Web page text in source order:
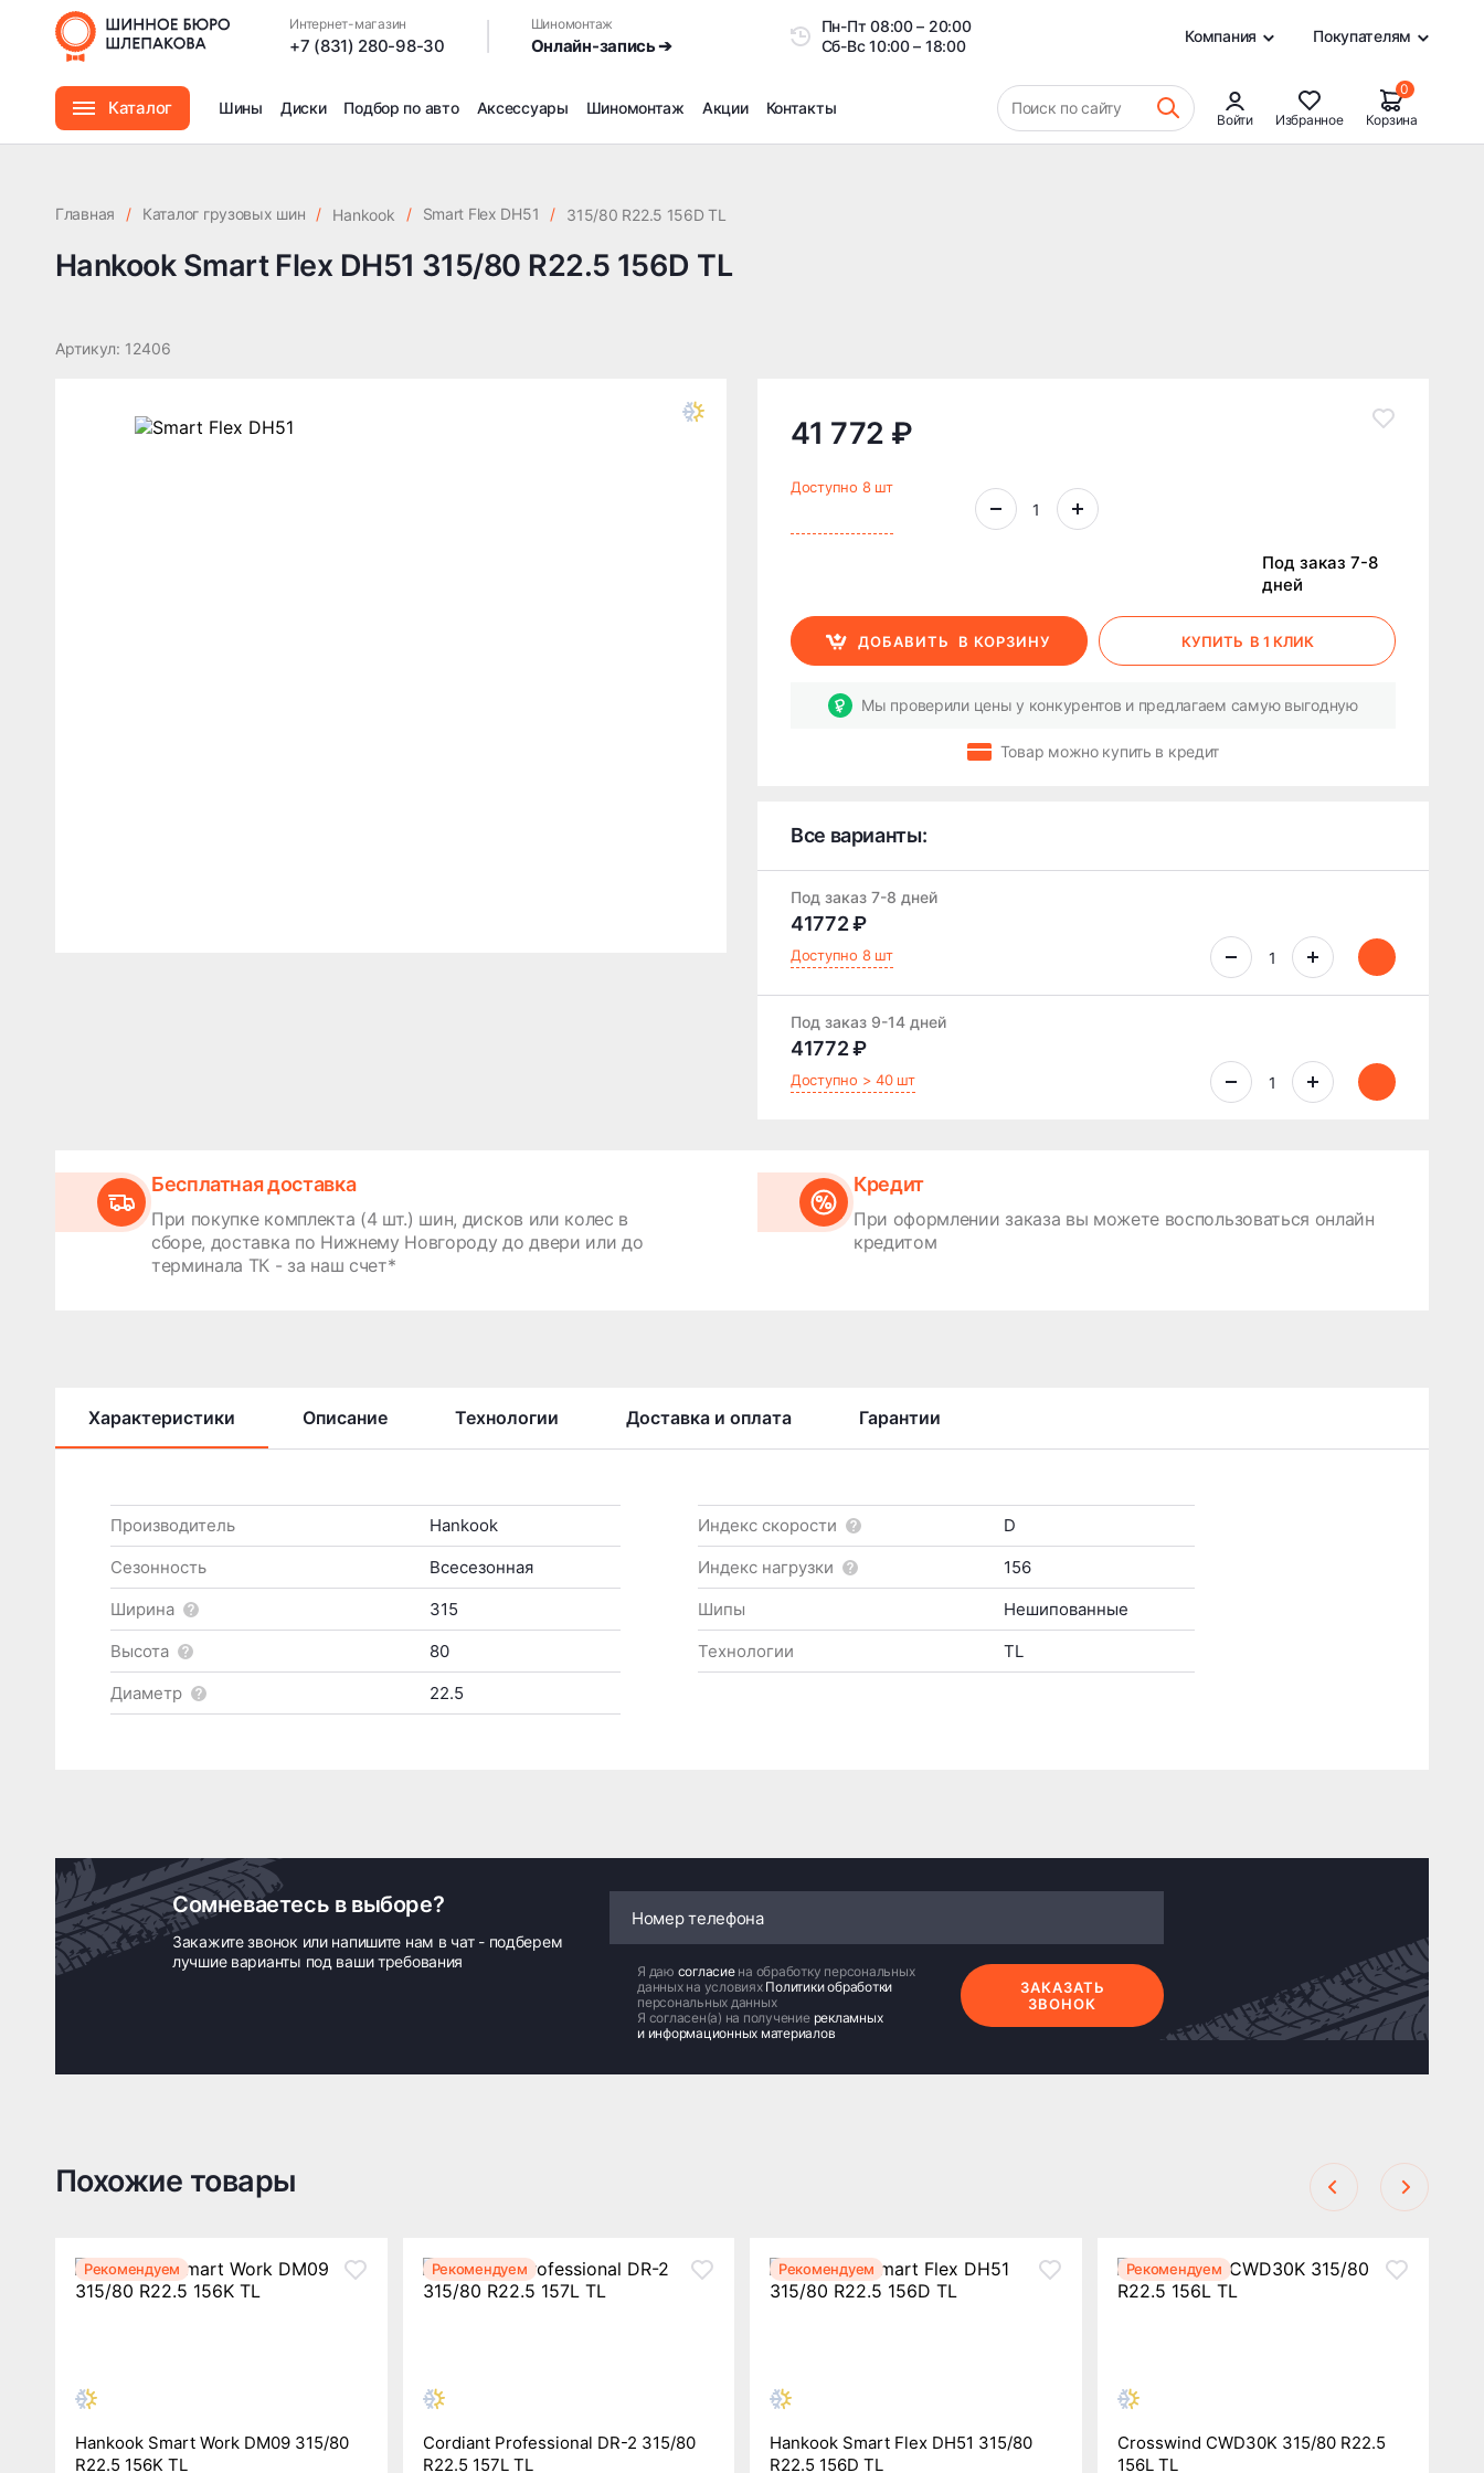
Интернет-магазин
+7 (831) 280-98-30
Шиномонтаж
Онлайн-запись ➔
Пн-Пт08:00 – 20:00
Сб-Вс10:00 – 18:00
Компания Покупателям
Каталог Шины Диски Подбор по авто Аксессуары Шиномонтаж
Сезонное хранение
Дошиповка, Ошиповка, Перешиповка зимней резины
Акции Контакты Поиск по сайту
Войти Избранное
0
Корзина
Hankook Smart Flex DH51 315/80 R22.5 156D TL
Главная / Каталог грузовых шин / Hankook / Smart Flex DH51 / 315/80 R22.5 156D TL
Hankook Smart Flex DH51 315/80 R22.5 156D TL
Артикул: 12406
41 772 ₽
Доступно 8 шт
Под заказ 7-8
дней
ДОБАВИТЬ В КОРЗИНУ КУПИТЬ В 1 КЛИК
Мы проверили цены у конкурентов и предлагаем самую выгодную
Товар можно купить в кредит
Все варианты:
Под заказ 7-8 дней
41772 ₽
Доступно 8 шт
Под заказ 9-14 дней
41772 ₽
Доступно > 40 шт
Бесплатная доставка
При покупке комплекта (4 шт.) шин, дисков или колес в
сборе, доставка по Нижнему Новгороду до двери или до
терминала ТК - за наш счет*
Кредит
При оформлении заказа вы можете воспользоваться онлайн
кредитом
Характеристики Описание Технологии Доставка и оплата Гарантии
Производитель
Hankook
Сезонность
Всесезонная
Ширина
315
Высота
80
Диаметр
22.5
Индекс скорости
D
Индекс нагрузки
156
Шипы
Нешипованные
Технологии
TL
Сомневаетесь в выборе?
Закажите звонок или напишите нам в чат - подберем
лучшие варианты под ваши требования
Я даю согласие на обработку персональных
данных на условиях Политики обработки
персональных данных
Я согласен(а) на получение рекламных
и информационных материалов
ЗАКАЗАТЬ
ЗВОНОК
Похожие товары
Рекомендуем
Hankook Smart Work DM09 315/80
R22.5 156K TL
Рекомендуем
Cordiant Professional DR-2 315/80
R22.5 157L TL
Рекомендуем
Hankook Smart Flex DH51 315/80
R22.5 156D TL
Рекомендуем
Crosswind CWD30K 315/80 R22.5
156L TL